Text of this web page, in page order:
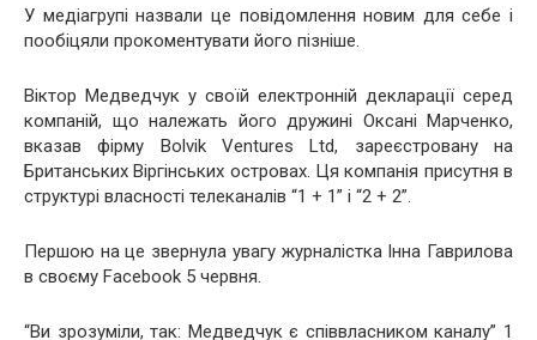
У медіагрупі назвали це повідомлення новим для себе і
пообіцяли прокоментувати його пізніше.
Віктор Медведчук у своїй електронній декларації серед
компаній, що належать його дружині Оксані Марченко,
вказав фірму Bolvik Ventures Ltd, зареєстровану на
Британських Віргінських островах. Ця компанія присутня в
структурі власності телеканалів “1 + 1” і “2 + 2”.
Першою на це звернула увагу журналістка Інна Гаврилова
в своєму Facebook 5 червня.
“Ви зрозуміли, так: Медведчук є співвласником каналу” 1